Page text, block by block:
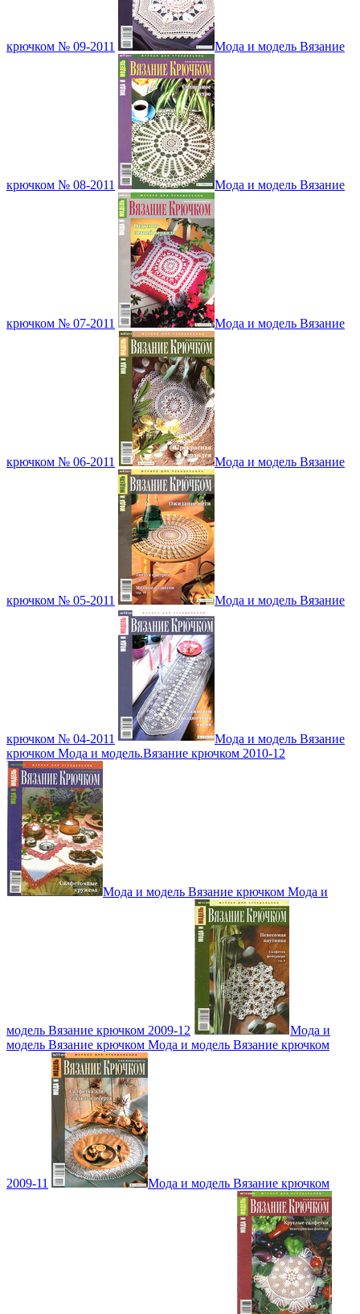
крючком № 09-2011 Мода и модель Вязание
крючком № 08-2011 Мода и модель Вязание
крючком № 07-2011 Мода и модель Вязание
крючком № 06-2011 Мода и модель Вязание
крючком № 05-2011 Мода и модель Вязание
крючком № 04-2011
Мода и модель Вязание
крючком Мода и модель.Вязание крючком 2010-12
Мода и модель Вязание крючком Мода и
модель Вязание крючком 2009-12
Мода и
модель Вязание крючком Мода и модель Вязание крючком
2009-11 Мода и модель Вязание крючком